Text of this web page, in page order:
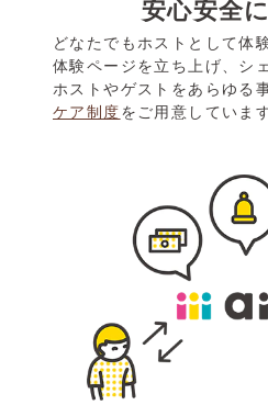
安心安全
どなたでもホストとして体
体験ページを立ち上げ、シ
ホストやゲストをあらゆる
ケア制度をご用意しています